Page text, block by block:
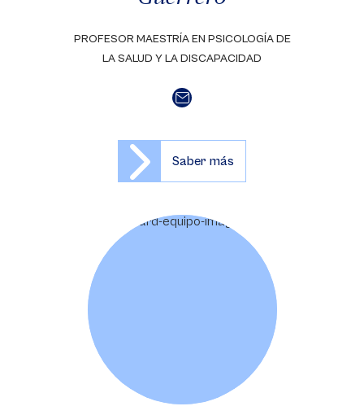
PROFESOR MAESTRÍA EN PSICOLOGÍA DE
LA SALUD Y LA DISCAPACIDAD
Saber más